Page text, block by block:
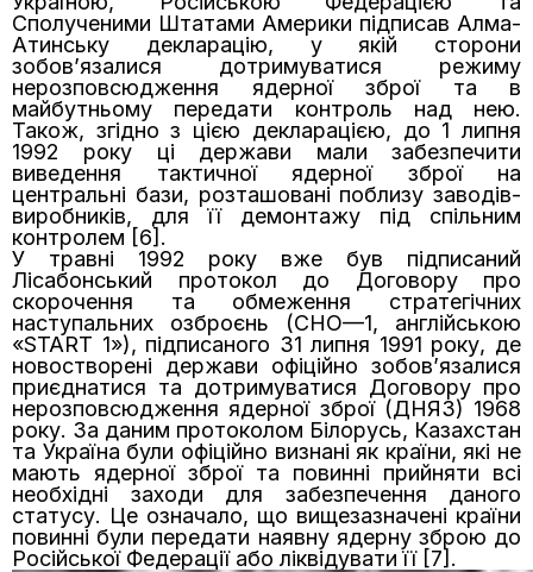
Сполученими Штатами Америки підписав Алма-
Атинську декларацію, у якій сторони
зобов’язалися дотримуватися режиму
нерозповсюдження ядерної зброї та в
майбутньому передати контроль над нею.
Також, згідно з цією декларацією, до 1 липня
1992 року ці держави мали забезпечити
виведення тактичної ядерної зброї на
центральні бази, розташовані поблизу заводів-
виробників, для її демонтажу під спільним
контролем [6].
У травні 1992 року вже був підписаний
Лісабонський протокол до Договору про
скорочення та обмеження стратегічних
наступальних озброєнь (СНО—1, англійською
«START 1»), підписаного 31 липня 1991 року, де
новостворені держави офіційно зобов’язалися
приєднатися та дотримуватися Договору про
нерозповсюдження ядерної зброї (ДНЯЗ) 1968
року. За даним протоколом Білорусь, Казахстан
та Україна були офіційно визнані як країни, які не
мають ядерної зброї та повинні прийняти всі
необхідні заходи для забезпечення даного
статусу. Це означало, що вищезазначені країни
повинні були передати наявну ядерну зброю до
Російської Федерації або ліквідувати її [7].